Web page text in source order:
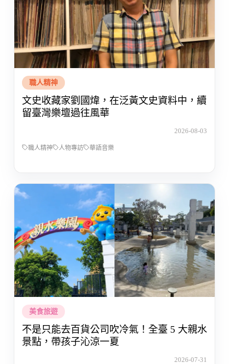
職人精神
文史收藏家劉國煒，在泛黃文史資料中，續
留臺灣樂壇過往風華
2026-08-03
職人精神 人物專訪 華語音樂
美食旅遊
不是只能去百貨公司吹冷氣！全臺 5 大親水
景點，帶孩子沁涼一夏
2026-07-31